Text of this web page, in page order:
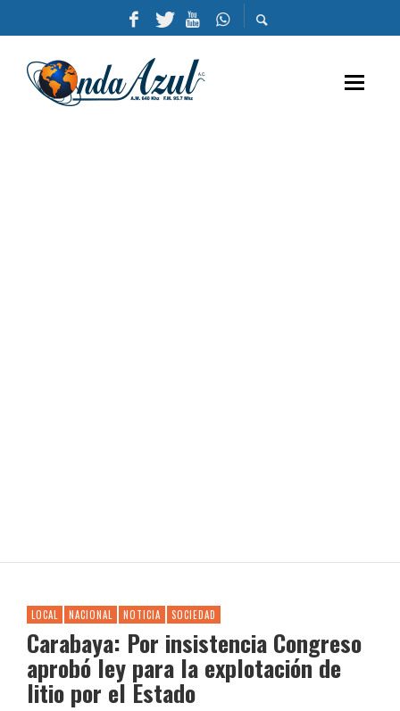
LOCAL NACIONAL NOTICIA SOCIEDAD
Carabaya: Por insistencia Congreso
aprobó ley para la explotación de
litio por el Estado